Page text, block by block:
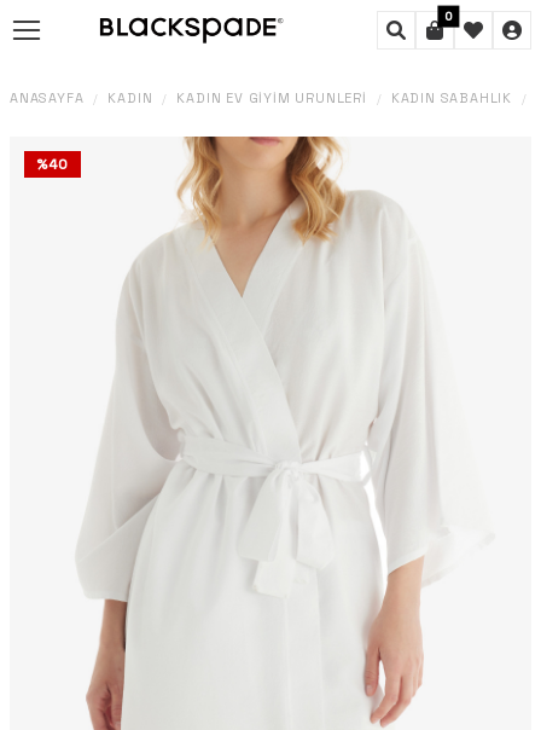
0
ANASAYFA / KADIN / KADIN EV GIYIM ÜRÜNLERI / KADIN SABAHLIK /
%40